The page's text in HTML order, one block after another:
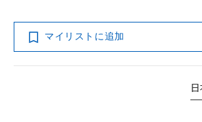
マイリストに追加